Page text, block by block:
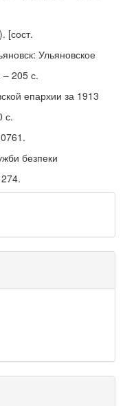
[сост.
Ульяновское
205 с.
епархии за 1913
с.
безпеки